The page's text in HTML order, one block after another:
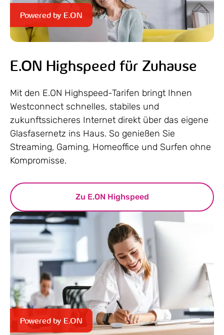
Powered by E.ON
E.ON Highspeed für Zuhause
Mit den E.ON Highspeed-Tarifen bringt Ihnen
Westconnect schnelles, stabiles und
zukunftssicheres Internet direkt über das eigene
Glasfasernetz ins Haus. So genießen Sie
Streaming, Gaming, Homeoffice und Surfen ohne
Kompromisse.
Zu E.ON Highspeed
Powered by E.ON